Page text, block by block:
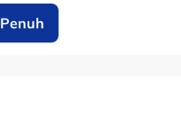
agak jauh susulan
India itu dengan